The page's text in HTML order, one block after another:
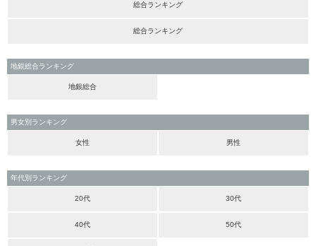
総合ランキング
総合ランキング
地銀総合ランキング
地銀総合
男女別ランキング
女性 男性
年代別ランキング
20代 30代
40代 50代